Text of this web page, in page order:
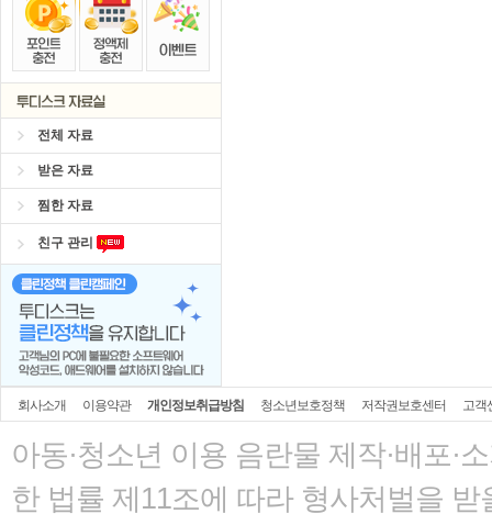
전체 자료
받은 자료
찜한 자료
친구 관리
회사소개 이용약관 개인정보취급방침 청소년보호정책 저작권보호센터 고객
아동·청소년 이용 음란물 제작·배포·
한 법률 제11조에 따라 형사처벌을 받